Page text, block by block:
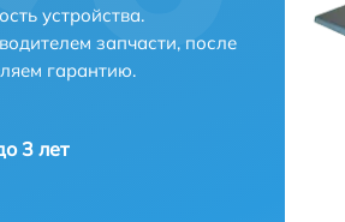
устройства.
запчасти, после
гарантию.
3 лет